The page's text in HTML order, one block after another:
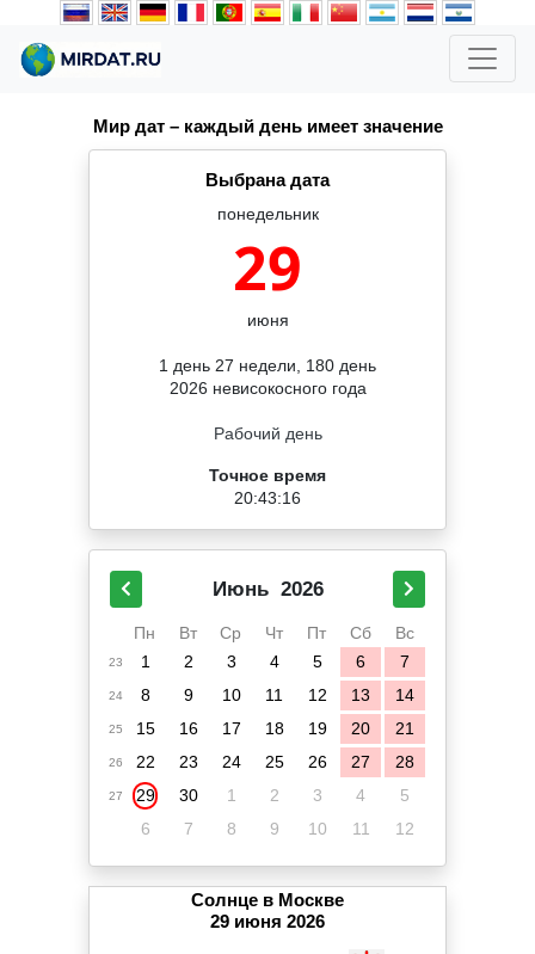
Мир дат – каждый день имеет значение
Выбрана дата
понедельник
29
июня
1 день 27 недели, 180 день
2026 невисокосного года
Рабочий день
Точное время
20:43:17
Июнь 2026
Пн Вт Ср Чт Пт Сб Вс
23 1 2 3 4 5 6 7
24 8 9 10 11 12 13 14
25 15 16 17 18 19 20 21
26 22 23 24 25 26 27 28
27 29 30 1 2 3 4
5
6
7 8 9 10 11 12
Солнце в Москве
29 июня 2026